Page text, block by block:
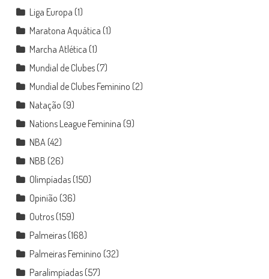
Liga Europa (1)
Maratona Aquática (1)
Marcha Atlética (1)
Mundial de Clubes(7)
Mundial de Clubes Feminino (2)
Natação (9)
Nations League Feminina (9)
NBA (42)
NBB (26)
Olimpíadas(150)
Opinião (36)
Outros(159)
Palmeiras(168)
Palmeiras Feminino (32)
Paralimpíadas(57)